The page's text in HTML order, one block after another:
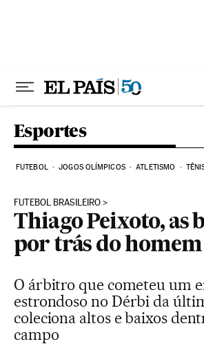
Esportes
FUTEBOL JOGOS OLÍMPICOS ATLETISMO
FUTEBOL BRASILEIRO
Thiago Peixoto, as
por trás do
O árbitro que cometeu um
estrondoso no Dérbi da
coleciona altos e baixos
campo